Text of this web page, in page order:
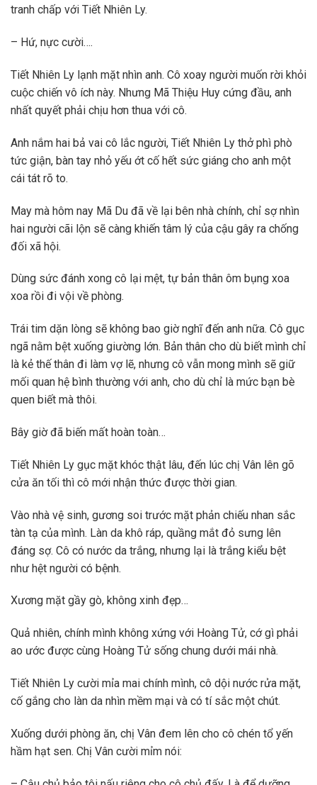
tranh chấp với Tiết Nhiên Ly.
– Hứ, nực cười….
Tiết Nhiên Ly lạnh mặt nhìn anh. Cô xoay người muốn rời khỏi
cuộc chiến vô ích này. Nhưng Mã Thiệu Huy cứng đầu, anh
nhất quyết phải chịu hơn thua với cô.
Anh nắm hai bả vai cô lắc người, Tiết Nhiên Ly thở phì phò
tức giận, bàn tay nhỏ yếu ớt cố hết sức giáng cho anh một
cái tát rõ to.
May mà hôm nay Mã Du đã về lại bên nhà chính, chỉ sợ nhìn
hai người cãi lộn sẽ càng khiến tâm lý của cậu gây ra chống
đối xã hội.
Dùng sức đánh xong cô lại mệt, tự bản thân ôm bụng xoa
xoa rồi đi vội về phòng.
Trái tim dặn lòng sẽ không bao giờ nghĩ đến anh nữa. Cô gục
ngã nằm bệt xuống giường lớn. Bản thân cho dù biết mình chỉ
là kẻ thế thân đi làm vợ lẽ, nhưng cô vẫn mong mình sẽ giữ
mối quan hệ bình thường với anh, cho dù chỉ là mức bạn bè
quen biết mà thôi.
Bây giờ đã biến mất hoàn toàn…
Tiết Nhiên Ly gục mặt khóc thật lâu, đến lúc chị Vân lên gõ
cửa ăn tối thì cô mới nhận thức được thời gian.
Vào nhà vệ sinh, gương soi trước mặt phản chiếu nhan sắc
tàn tạ của mình. Làn da khô ráp, quầng mắt đỏ sưng lên
đáng sợ. Cô có nước da trắng, nhưng lại là trắng kiểu bệt
như hệt người có bệnh.
Xương mặt gầy gò, không xinh đẹp…
Quả nhiên, chính mình không xứng với Hoàng Tử, cớ gì phải
ao ước được cùng Hoàng Tử sống chung dưới mái nhà.
Tiết Nhiên Ly cười mỉa mai chính mình, cô dội nước rửa mặt,
cố gắng cho làn da nhìn mềm mại và có tí sắc một chút.
Xuống dưới phòng ăn, chị Vân đem lên cho cô chén tổ yến
hầm hạt sen. Chị Vân cười mỉm nói: